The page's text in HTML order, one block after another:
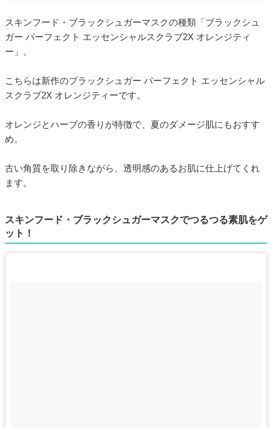
スキンフード・ブラックシュガーマスクの種類「ブラックシュ
ガー パーフェクト エッセンシャルスクラブ2X オレンジティ
ー」。
こちらは新作のブラックシュガー パーフェクト エッセンシャル
スクラブ2X オレンジティーです。
オレンジとハーブの香りが特徴で、夏のダメージ肌にもおすす
め。
古い角質を取り除きながら、透明感のあるお肌に仕上げてくれ
ます。
スキンフード・ブラックシュガーマスクでつるつる素肌をゲ
ット！